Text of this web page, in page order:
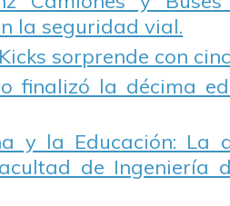
la seguridad vial.
sorprende con
finalizó la décima
y la Educación: La
de Ingeniería